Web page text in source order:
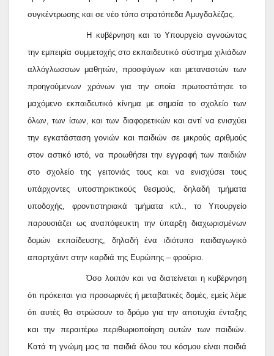
συγκέντρωσης και σε νέο τύπο στρατόπεδα Αμυγδαλέζας.
Η κυβέρνηση και το Υπουργείο αγνοώντας
την εμπειρία συμμετοχής στο εκπαιδευτικό σύστημα χιλιάδων
αλλόγλωσσων μαθητών, προσφύγων και μεταναστών των
προηγούμενων χρόνων για την οποία πρωτοστάτησε το
μαχόμενο εκπαιδευτικό κίνημα με σημαία το σχολείο των
όλων, των ίσων, και των διαφορετικών και αντί να ενισχύει
την εγκατάσταση γονιών και παιδιών σε μικρούς αριθμούς
στον αστικό ιστό, να προωθήσει την εγγραφή των παιδιών
στο σχολείο της γειτονιάς τους και να ενισχύσει τους
υπάρχοντες υποστηρικτικούς θεσμούς, δηλαδή τμήματα
υποδοχής, φροντιστηριακά τμήματα κτλ., το Υπουργείο
παρουσιάζει ως αναπόφευκτη την ύπαρξη διαχωρισμένων
δομών εκπαίδευσης, δηλαδή ένα ιδιότυπο παιδαγωγικό
απαρτχάιντ στην καρδιά της Ευρώπης – φρούριο.
Όσο λοιπόν και να διατείνεται η κυβέρνηση
ότι πρόκειται για προσωρινές ή μεταβατικές δομές, εμείς λέμε
ότι αυτές θα στρώσουν το δρόμο για την αποτυχία ένταξης
και την περαιτέρω περιθωριοποίηση αυτών των παιδιών.
Κατά τη γνώμη μας τα παιδιά όλου του κόσμου είναι παιδιά